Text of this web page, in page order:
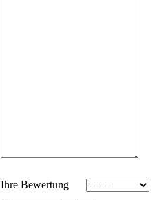
Ihre Bewertung